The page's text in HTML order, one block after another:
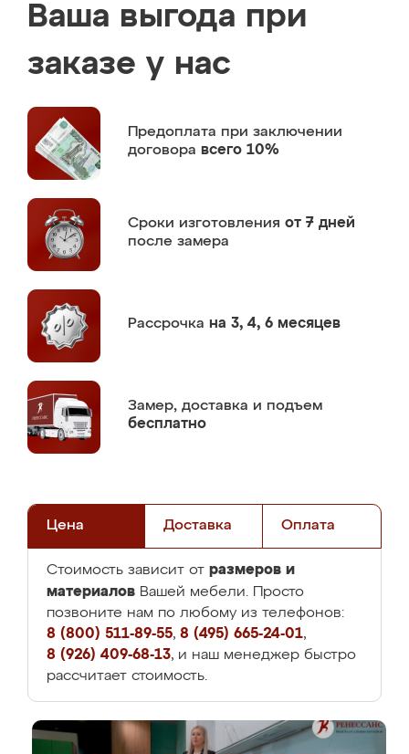
Ваша выгода при
заказе у нас
Предоплата при заключении
договора всего 10%
Сроки изготовления от 7 дней
после замера
Рассрочка на 3, 4, 6 месяцев
Замер, доставка и подъем
бесплатно
Цена Доставка Оплата
Стоимость зависит от размеров и
материалов Вашей мебели. Просто
позвоните нам по любому из телефонов:
8 (800) 511-89-55, 8 (495) 665-24-01,
8 (926) 409-68-13, и наш менеджер быстро
рассчитает стоимость.